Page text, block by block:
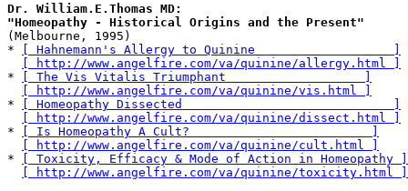
Dr. William.E.Thomas MD:
"Homeopathy - Historical Origins and the Present"
(Melbourne, 1995)
*
[ Hahnemann's Allergy to Quinine                   ]
[ http://www.angelfire.com/va/quinine/allergy.html ]
*
[ The Vis Vitalis Triumphant                   ]
[ http://www.angelfire.com/va/quinine/vis.html ]
*
[ Homeopathy Dissected                             ]
[ http://www.angelfire.com/va/quinine/dissect.html ]
*
[ Is Homeopathy A Cult?                         ]
[ http://www.angelfire.com/va/quinine/cult.html ]
*
[ Toxicity, Efficacy & Mode of Action in Homeopathy ]
[ http://www.angelfire.com/va/quinine/toxicity.html ]